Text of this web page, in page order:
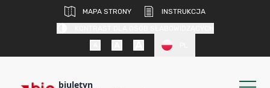
MAPA STRONY
INSTRUKCJA
biuletyn